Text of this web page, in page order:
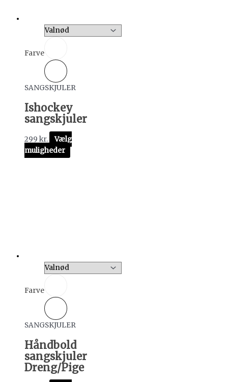
Farve
SANGSKJULER
Ishockey
sangskjuler
299 kr.
Vælg
muligheder
Farve
SANGSKJULER
Håndbold
sangskjuler
Dreng/Pige